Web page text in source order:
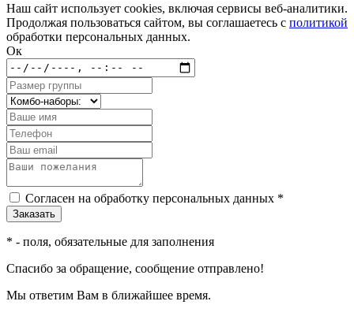
Наш сайт использует cookies, включая сервисы веб-аналитики.
Продолжая пользоваться сайтом, вы соглашаетесь с политикой
обработки персональных данных.
Ок
Согласен на обработку персональных данных *
* - поля, обязательные для заполнения
Спасибо за обращение, сообщение отправлено!
Мы ответим Вам в ближайшее время.